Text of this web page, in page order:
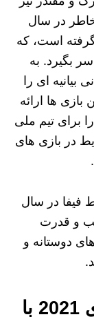
خاطر در سال
تصمیم گرفته است، که
بگیرد. به
ای را
ها ارائه
برای تیم ملی
در بازی های
فیفا در سال
و قدرت
دوستانه و
آموزش شرط بندی فیفا دی 2021 با